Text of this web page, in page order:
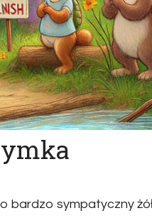
bardzo sympatyczny